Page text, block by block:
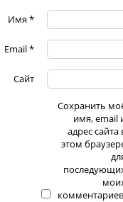
Имя*
Email*
Сайт
Сохранить
имя, email
адрес сайта
этом